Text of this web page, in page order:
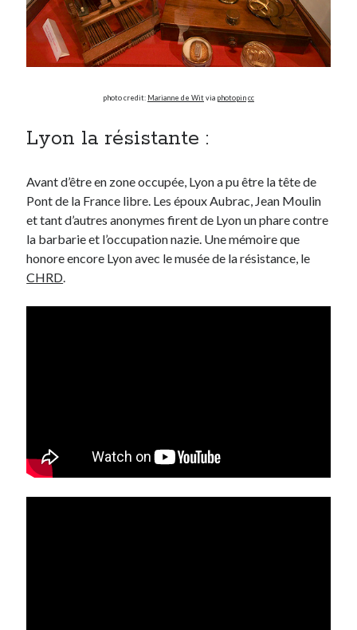
photo credit: Marianne de Witvia photopincc
Lyon la résistante :
Avant d’être en zone occupée, Lyon a pu être la tête de
Pont de la France libre. Les époux Aubrac, Jean Moulin
et tant d’autres anonymes firent de Lyon un phare contre
la barbarie et l’occupation nazie. Une mémoire que
honore encore Lyon avec le musée de la résistance, le
CHRD.